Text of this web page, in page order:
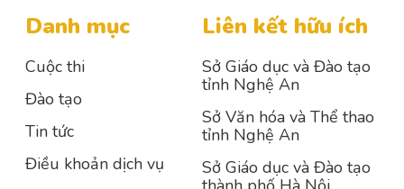
Danh mục
Cuộc thi
Đào tạo
Tin tức
Điều khoản dịch vụ
Liên kết hữu ích
Sở Giáo dục và Đào tạo
tỉnh Nghệ An
Sở Văn hóa và Thể thao
tỉnh Nghệ An
Sở Giáo dục và Đào tạo